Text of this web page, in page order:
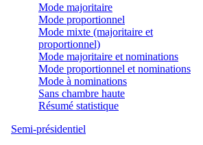
Mode majoritaire
Mode proportionnel
Mode mixte (majoritaire et
proportionnel)
Mode majoritaire et nominations
Mode proportionnel et nominations
Mode à nominations
Sans chambre haute
Résumé statistique
Semi-présidentiel